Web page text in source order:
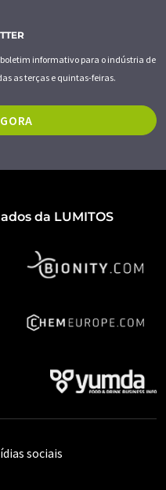
informativo para o indústria de
as terças e quintas-feiras.
da LUMITOS
sociais